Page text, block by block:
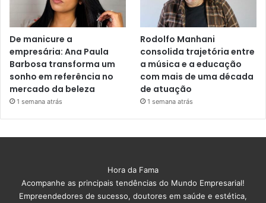
De manicure a
empresária: Ana Paula
Barbosa transforma um
sonho em referência no
mercado da beleza
1 semana atrás
Rodolfo Manhani
consolida trajetória entre
a música e a educação
com mais de uma década
de atuação
1 semana atrás
Hora da Fama
Acompanhe as principais tendências do Mundo Empresarial!
Empreendedores de sucesso, doutores em saúde e estética,